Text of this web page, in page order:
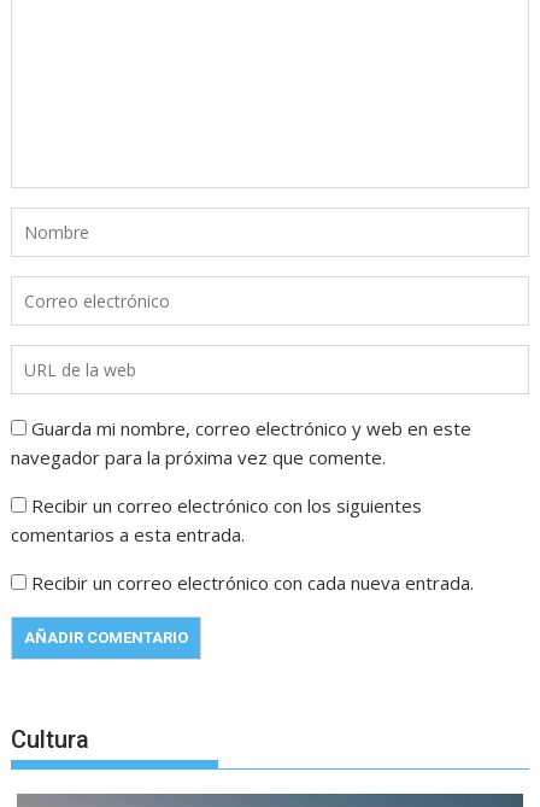
Guarda mi nombre, correo electrónico y web en este
navegador para la próxima vez que comente.
Recibir un correo electrónico con los siguientes
comentarios a esta entrada.
Recibir un correo electrónico con cada nueva entrada.
Cultura